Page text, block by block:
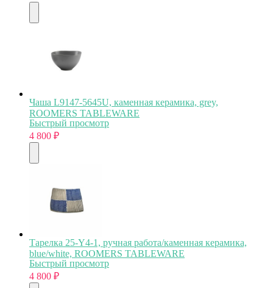
Чаша L9147-5645U, каменная керамика, grey,
ROOMERS TABLEWARE
Быстрый просмотр
4 800 ₽
Тарелка 25-Y4-1, ручная работа/каменная керамика,
blue/white, ROOMERS TABLEWARE
Быстрый просмотр
4 800 ₽